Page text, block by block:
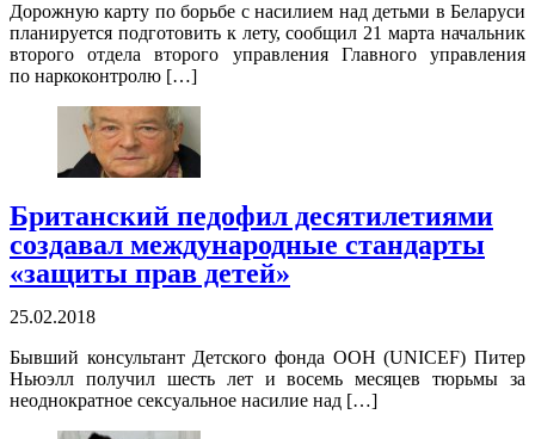
Дорожную карту по борьбе с насилием над детьми в Беларуси
планируется подготовить к лету, сообщил 21 марта начальник
второго отдела второго управления Главного управления
по наркоконтролю […]
Британский педофил десятилетиями
создавал международные стандарты
«защиты прав детей»
25.02.2018
Бывший консультант Детского фонда ООН (UNICEF) Питер
Ньюэлл получил шесть лет и восемь месяцев тюрьмы за
неоднократное сексуальное насилие над […]